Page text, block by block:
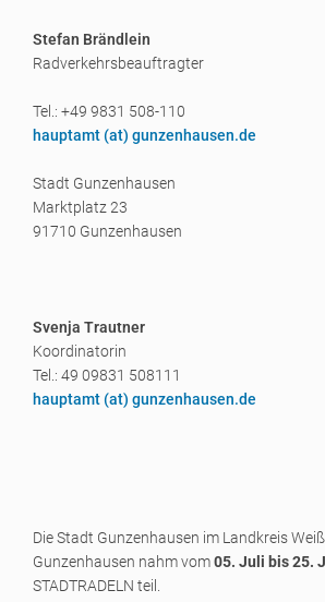
Stefan Brändlein
Radverkehrsbeauftragter
Tel.: +49 9831 508-110
hauptamt (at) gunzenhausen.de
Stadt Gunzenhausen
Marktplatz 23
91710 Gunzenhausen
Svenja Trautner
Koordinatorin
Tel.: 49 09831 508111
hauptamt (at) gunzenhausen.de
Die Stadt Gunzenhausen im Landkreis
Gunzenhausen nahm vom05. Juli bis 25.
STADTRADELN teil.